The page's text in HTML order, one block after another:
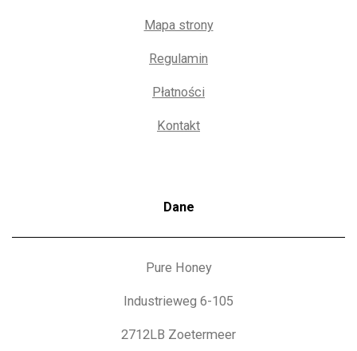
Mapa strony
Regulamin
Płatności
Kontakt
Dane
Pure Honey
Industrieweg 6-105
2712LB Zoetermeer